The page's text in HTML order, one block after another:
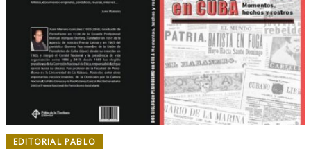
EDITORIAL PABLO